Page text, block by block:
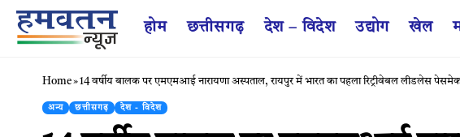
होम छत्तीसगढ़ देश – विदेश उद्योग खेल
Home»14 वर्षीय बालक पर एमएमआई नारायणा अस्पताल, रायपुर में भारत का पहला रिट्रीवेबल लीडलेस
अन्य छत्तीसगढ़ देश - विदेश